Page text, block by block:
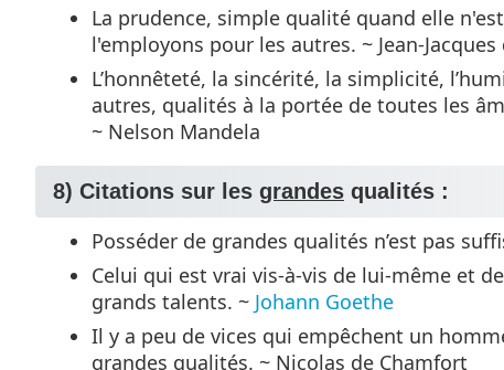
La prudence, simple qualité quand elle
l'employons pour les autres. ~ Jean-
L’honnêteté, la sincérité, la simplicité,
autres, qualités à la portée de toutes les
~ Nelson Mandela
8) Citations sur les grandes qualités :
Posséder de grandes qualités n’est pas
Celui qui est vrai vis-à-vis de lui-même et
grands talents. ~ Johann Goethe
Il y a peu de vices qui empêchent un
grandes qualités. ~ Nicolas de Chamfort